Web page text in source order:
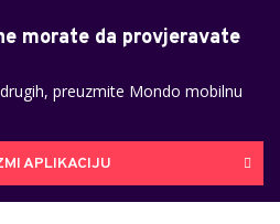
morate da provjeravate
preuzmite Mondo mobilnu
APLIKACIJU